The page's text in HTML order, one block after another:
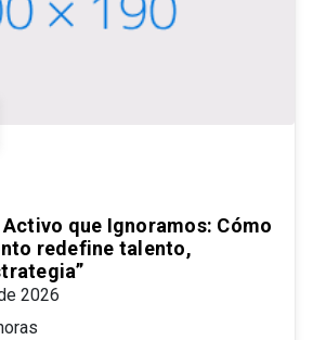
Activo que Ignoramos: Cómo
redefine talento,
2026